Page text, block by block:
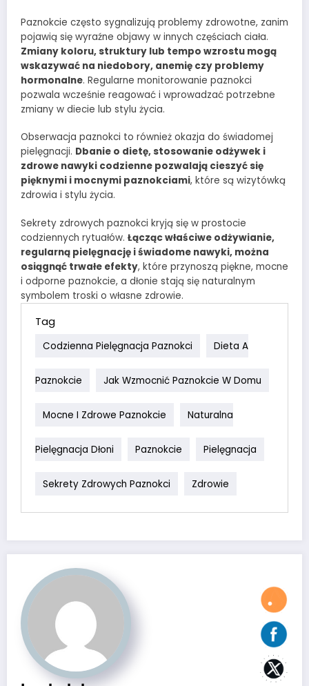
Paznokcie często sygnalizują problemy zdrowotne, zanim
pojawią się wyraźne objawy w innych częściach ciała.
Zmiany koloru, struktury lub tempo wzrostu mogą
wskazywać na niedobory, anemię czy problemy
hormonalne. Regularne monitorowanie paznokci
pozwala wcześnie reagować i wprowadzać potrzebne
zmiany w diecie lub stylu życia.
Obserwacja paznokci to również okazja do świadomej
pielęgnacji. Dbanie o dietę, stosowanie odżywek i
zdrowe nawyki codzienne pozwalają cieszyć się
pięknymi i mocnymi paznokciami, które są wizytówką
zdrowia i stylu życia.
Sekrety zdrowych paznokci kryją się w prostocie
codziennych rytuałów. Łącząc właściwe odżywianie,
regularną pielęgnację i świadome nawyki, można
osiągnąć trwałe efekty, które przynoszą piękne, mocne
i odporne paznokcie, a dłonie stają się naturalnym
symbolem troski o własne zdrowie.
Tag
Codzienna Pielęgnacja Paznokci Dieta A
Paznokcie Jak Wzmocnić Paznokcie W Domu
Mocne I Zdrowe Paznokcie Naturalna
Pielęgnacja Dłoni Paznokcie Pielęgnacja
Sekrety Zdrowych Paznokci Zdrowie